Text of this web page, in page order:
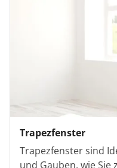
Trapezfenster
Trapezfenster sind
und Gauben, wie Sie